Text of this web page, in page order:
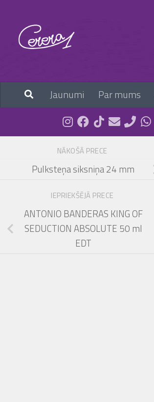
Jaunumi Par mums
NĀKOŠĀ PRECE
Pulksteņa siksniņa 24 mm
IEPRIEKŠĒJĀ PRECE
ANTONIO BANDERAS KING OF
SEDUCTION ABSOLUTE 50 ml
EDT